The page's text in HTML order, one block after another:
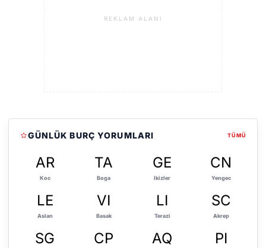
REKLAM ALANI
GÜNLÜK BURÇ YORUMLARI TÜMÜ
AR
Koc
TA
Boga
GE
Ikizler
CN
Yengec
LE
Aslan
VI
Basak
LI
Terazi
SC
Akrep
SG CP AQ PI